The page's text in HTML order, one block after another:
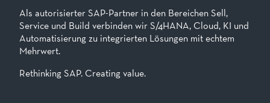
Als autorisierter SAP-Partner in den Bereichen Sell,
Service und Build verbinden wir S/4HANA, Cloud, KI und
Automatisierung zu integrierten Lösungen mit echtem
Mehrwert.
Rethinking SAP. Creating value.